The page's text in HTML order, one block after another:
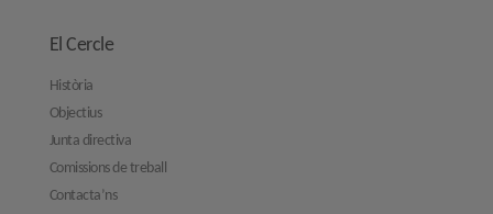
El Cercle
Història
Objectius
Junta directiva
Comissions de treball
Contacta’ns